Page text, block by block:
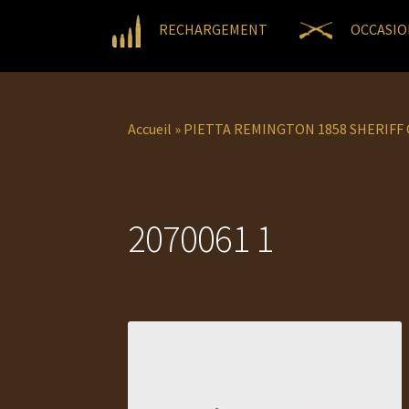
RECHARGEMENT
Accueil » PIETTA REMINGTON 1858 SHERIFF
2070061 1